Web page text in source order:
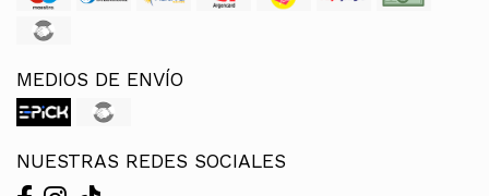
MEDIOS DE ENVÍO
NUESTRAS REDES SOCIALES